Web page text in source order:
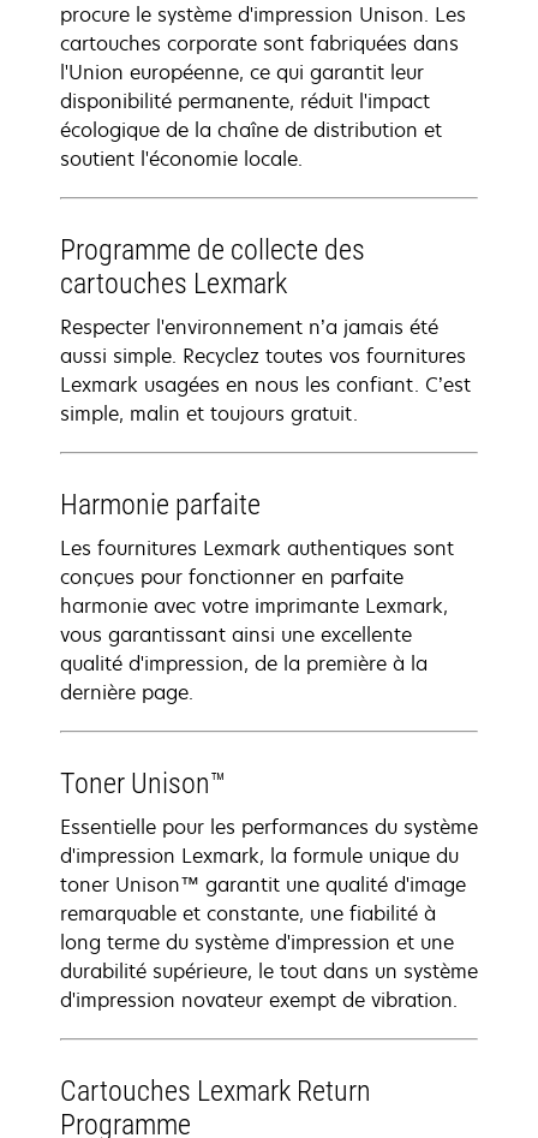
procure le système d'impression Unison. Les
cartouches corporate sont fabriquées dans
l'Union européenne, ce qui garantit leur
disponibilité permanente, réduit l'impact
écologique de la chaîne de distribution et
soutient l'économie locale.
Programme de collecte des
cartouches Lexmark
Respecter l'environnement n’a jamais été
aussi simple. Recyclez toutes vos fournitures
Lexmark usagées en nous les confiant. C’est
simple, malin et toujours gratuit.
Harmonie parfaite
Les fournitures Lexmark authentiques sont
conçues pour fonctionner en parfaite
harmonie avec votre imprimante Lexmark,
vous garantissant ainsi une excellente
qualité d'impression, de la première à la
dernière page.
Toner Unison™
Essentielle pour les performances du système
d'impression Lexmark, la formule unique du
toner Unison™ garantit une qualité d'image
remarquable et constante, une fiabilité à
long terme du système d'impression et une
durabilité supérieure, le tout dans un système
d'impression novateur exempt de vibration.
Cartouches Lexmark Return
Programme